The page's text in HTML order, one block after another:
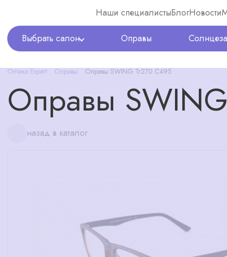
Наши специалистыБлогНовости
Выбрать салон Оправы
Оптика Expert Оправы Оправы SWING Tr270 C495
Оправы
назад в каталог